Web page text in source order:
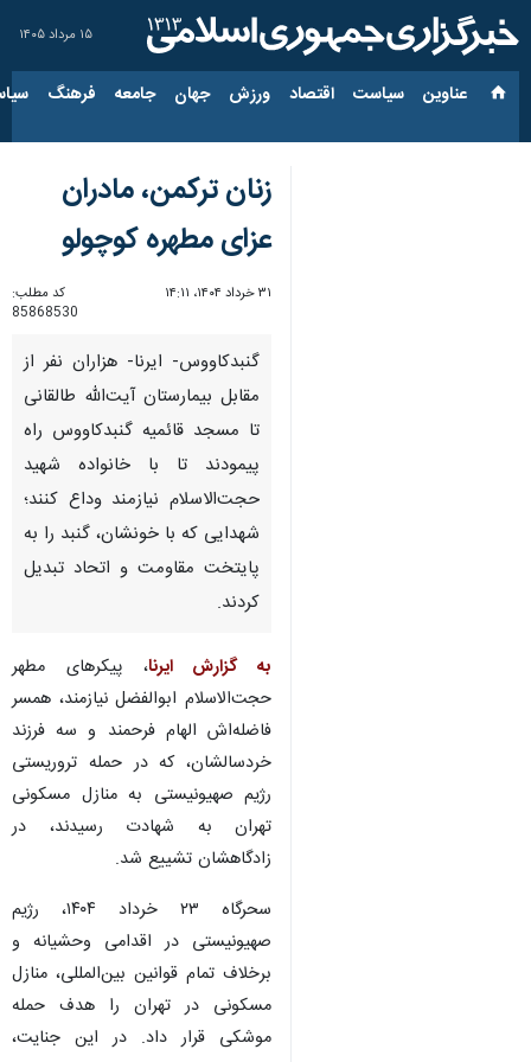
۱۵ مرداد ۱۴۰۵
عناوین‌ سیاست اقتصاد ورزش جهان جامعه فرهنگ
زنان ترکمن، مادران
عزای مطهره کوچولو
۳۱ خرداد ۱۴۰۴، ۱۴:۱۱
کد مطلب:
85868530
گنبدکاووس- ایرنا- هزاران نفر از
مقابل بیمارستان آیت‌الله طالقانی
تا مسجد قائمیه گنبدکاووس راه
پیمودند تا با خانواده شهید
حجت‌الاسلام نیازمند وداع کنند؛
شهدایی که با خونشان، گنبد را به
پایتخت مقاومت و اتحاد تبدیل
کردند.
به گزارش ایرنا، پیکرهای مطهر
حجت‌الاسلام ابوالفضل نیازمند، همسر
فاضله‌اش الهام فرحمند و سه فرزند
خردسالشان، که در حمله تروریستی
رژیم صهیونیستی به منازل مسکونی
تهران به شهادت رسیدند، در
زادگاهشان تشییع شد.
سحرگاه ۲۳ خرداد ۱۴۰۴، رژیم
صهیونیستی در اقدامی وحشیانه و
برخلاف تمام قوانین بین‌المللی، منازل
مسکونی در تهران را هدف حمله
موشکی قرار داد. در این جنایت،